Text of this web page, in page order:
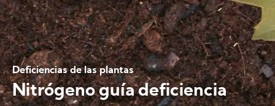
Deficiencias de las plantas
Nitrógeno guía deficiencia